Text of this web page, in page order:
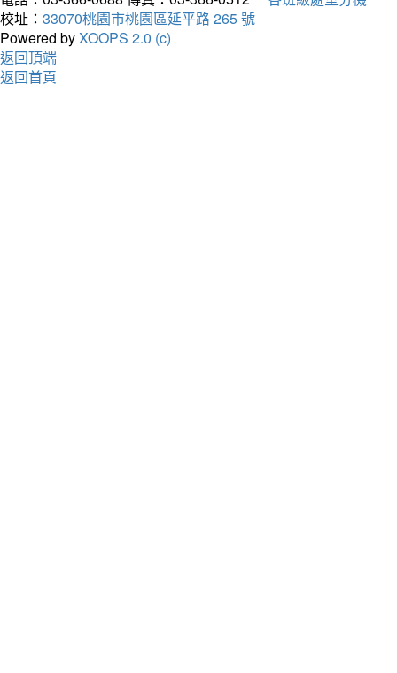
校址： 33070桃園市桃園區延平路 265 號
Powered byXOOPS 2.0 (c)
返回頂端
返回首頁